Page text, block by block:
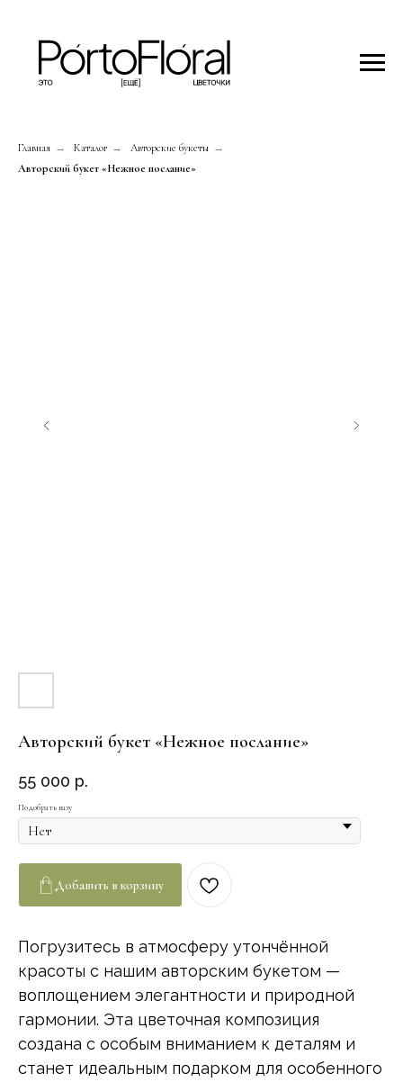
Главная → Каталог → Авторские букеты →
Авторский букет «Нежное послание»
Авторский букет «Нежное послание»
55 000 р.
Подобрать вазу
Добавить в корзину
Погрузитесь в атмосферу утончённой
красоты с нашим авторским букетом —
воплощением элегантности и природной
гармонии. Эта цветочная композиция
создана с особым вниманием к деталям и
станет идеальным подарком для особенного